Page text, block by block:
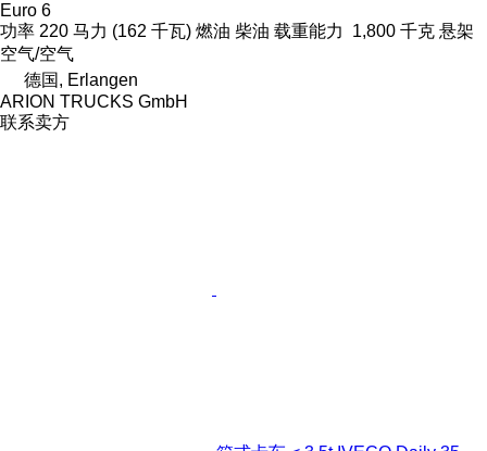
Euro 6
功率 220 马力 (162 千瓦) 燃油 柴油 载重能力 1,800 千克 悬架
空气/空气
德国, Erlangen
ARION TRUCKS GmbH
联系卖方